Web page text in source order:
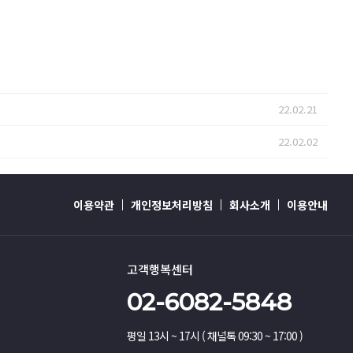
22.02.21
22.02.02
이용약관 개인정보처리방침 회사소개 이용안내
고객행복센터
02-6082-5848
평일 13시 ~ 17시 ( 채널톡 09:30 ~ 17:00 )